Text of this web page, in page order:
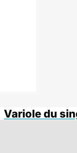
Variole du